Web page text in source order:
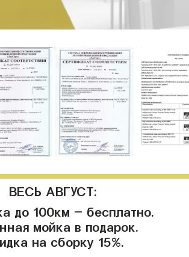
ВЕСЬ АВГУСТ:
до 100км - бесплатно.
мойка в подарок.
на сборку 15%.